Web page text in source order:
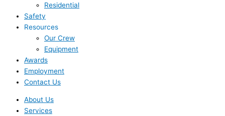
Residential
Safety
Resources
Our Crew
Equipment
Awards
Employment
Contact Us
About Us
Services